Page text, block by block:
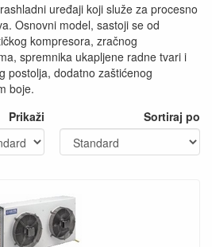
uređaji koji služe za procesno
Osnovni model, sastoji se od
kompresora, zračnog
spremnika ukapljene radne tvari i
postolja, dodatno zaštićenog
boje.
Prikaži
Sortiraj po